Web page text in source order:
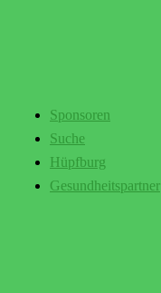
Sponsoren
Suche
Hüpfburg
Gesundheitspartner